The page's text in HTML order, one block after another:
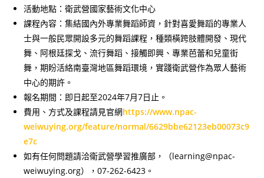
活動地點：衛武營國家藝術文化中心
課程內容：集結國內外專業舞蹈師資，針對喜愛舞蹈的專業人
士與一般民眾開設多元的舞蹈課程，種類橫跨肢體開發、現代
舞、阿根廷探戈、流行舞蹈、接觸即興、專業芭蕾和兒童街
舞，期盼活絡南臺灣地區舞蹈環境，實踐衛武營作為眾人藝術
中心的期許。
報名期間：即日起至2024年7月7日止。
費用、方式及課程請見官網https://www.npac-
weiwuying.org/feature/normal/6629bbe62123eb00073c9
e7c
如有任何問題請洽衛武營學習推廣部，（learning@npac-
weiwuying.org），07-262-6423。